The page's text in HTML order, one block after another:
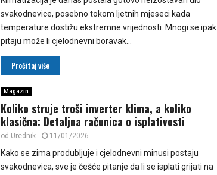
svakodnevice, posebno tokom ljetnih mjeseci kada
temperature dostižu ekstremne vrijednosti. Mnogi se ipak
pitaju može li cjelodnevni boravak...
Pročitaj više
Magazin
Koliko struje troši inverter klima, a koliko
klasična: Detaljna računica o isplativosti
od Urednik 11/01/2026
Kako se zima produbljuje i cjelodnevni minusi postaju
svakodnevica, sve je češće pitanje da li se isplati grijati na